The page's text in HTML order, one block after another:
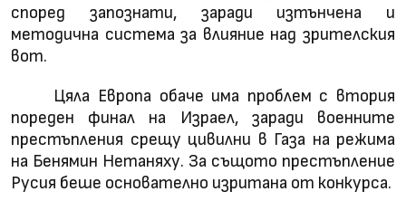
според запознати, заради изтънчена и
методична система за влияние над зрителския
вот.
Цяла Европа обаче има проблем с втория
пореден финал на Израел, заради военните
престъпления срещу цивилни в Газа на режима
на Бенямин Нетаняху. За същото престъпление
Русия беше основателно изритана от конкурса.